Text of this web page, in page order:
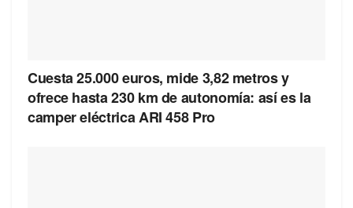
Cuesta 25.000 euros, mide 3,82 metros y
ofrece hasta 230 km de autonomía: así es la
camper eléctrica ARI 458 Pro